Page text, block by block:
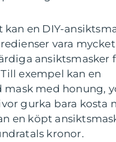
kan en DIY-
vara
ansiktsmasker
exempel kan en
mask med honung,
gurka bara kosta
en köpt
kronor.